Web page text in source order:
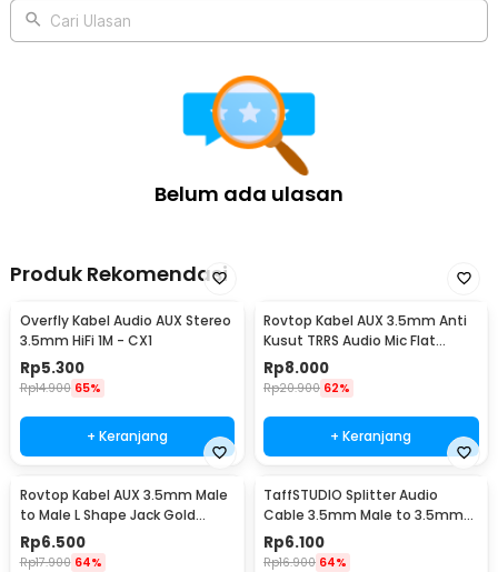
Cari Ulasan
Belum ada ulasan
Produk Rekomendasi
Overfly Kabel Audio AUX Stereo
3.5mm HiFi 1M - CX1
Rp5.300
Rp14.900 65%
+ Keranjang
Rovtop Kabel AUX 3.5mm Anti
Kusut TRRS Audio Mic Flat
Design HiFi 1M - R10
Rp8.000
Rp20.900 62%
+ Keranjang
Rovtop Kabel AUX 3.5mm Male
to Male L Shape Jack Gold
Plated 1.2M - S-IP4G
Rp6.500
Rp17.900 64%
TaffSTUDIO Splitter Audio
Cable 3.5mm Male to 3.5mm
HiFi Mic Headphone - AV123
Rp6.100
Rp16.900 64%